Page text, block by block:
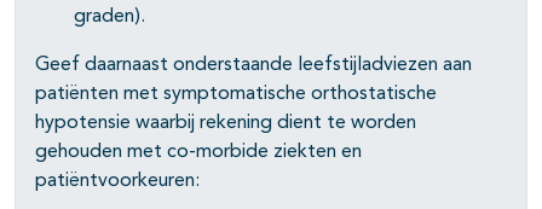
graden).
Geef daarnaast onderstaande leefstijladviezen aan
patiënten met symptomatische orthostatische
hypotensie waarbij rekening dient te worden
gehouden met co-morbide ziekten en
patiëntvoorkeuren: